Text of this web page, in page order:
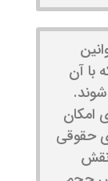
با آن
امکان
حقوقی
نقش